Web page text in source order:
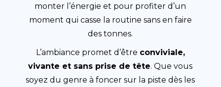
monter l’énergie et pour profiter d’un
moment qui casse la routine sans en faire
des tonnes.
L’ambiance promet d’être conviviale,
vivante et sans prise de tête. Que vous
soyez du genre à foncer sur la piste dès les